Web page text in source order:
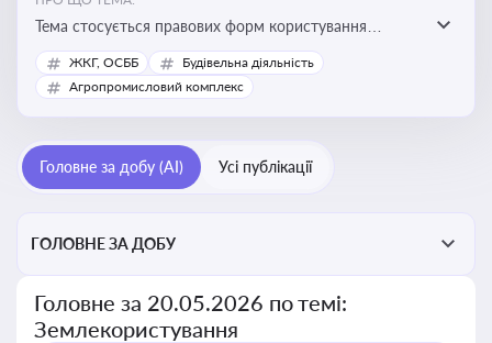
Тема стосується правових форм користування
землею, зокрема умов доступу, володіння та
користування земельними ділянками різних форм
ЖКГ, ОСББ
Будівельна діяльність
Агропромисловий комплекс
Головне за добу (AI) Усі публікації
ГОЛОВНЕ ЗА ДОБУ
Головне за 20.05.2026 по темі:
Землекористування